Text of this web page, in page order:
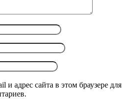
и адрес сайта в этом браузере для